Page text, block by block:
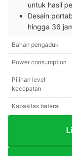
untuk hasil
Desain
hingga 36
Bahan pengaduk
Power consumption
Pilihan level
kecepatan
Kapasitas baterai